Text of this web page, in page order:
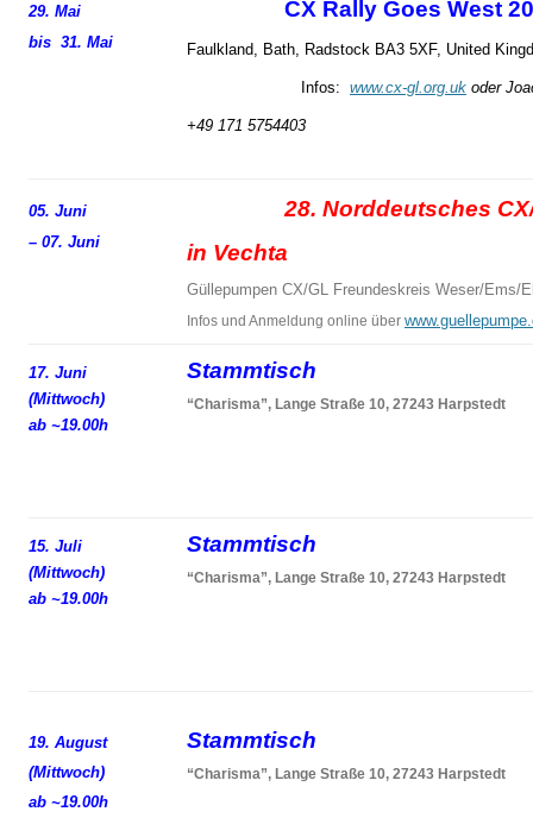
29. Mai
bis 31. Mai
CX Rally Goes West
Faulkland, Bath, Radstock BA3 5XF, United
Infos: www.cx-gl.org.uk oder
+49 171 5754403
05. Juni
– 07. Juni
28. Norddeutsches
in Vechta
Güllepumpen CX/GL Freundeskreis Weser/Ems/
Infos und Anmeldung online über
17. Juni
(Mittwoch)
ab ~19.00h
Stammtisch
“Charisma”, Lange Straße 10, 27243 Harpstedt
15. Juli
(Mittwoch)
ab ~19.00h
Stammtisch
“Charisma”, Lange Straße 10, 27243 Harpstedt
19. August
(Mittwoch)
ab ~19.00h
Stammtisch
“Charisma”, Lange Straße 10, 27243 Harpstedt